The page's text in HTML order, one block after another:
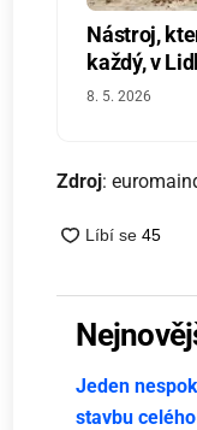
Nástroj,
každý, v
8. 5. 2026
Zdroj:
Jeden
stavbu